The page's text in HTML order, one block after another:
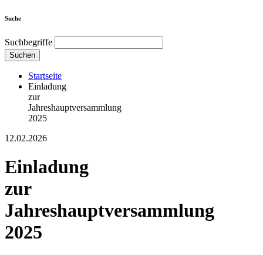
Suche
Suchbegriffe
Suchen
Startseite
Einladung
zur
Jahreshauptversammlung
2025
12.02.2026
Einladung
zur
Jahreshauptversammlung
2025